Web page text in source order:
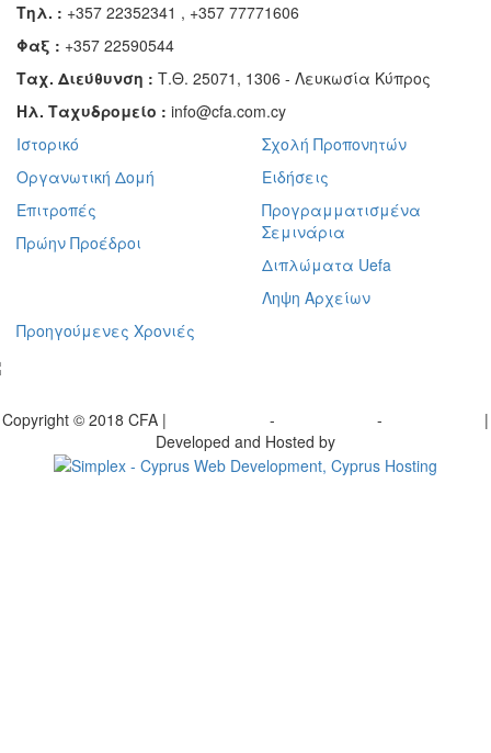
Τηλ. : +357 22352341 , +357 77771606
Φαξ : +357 22590544
Ταχ. Διεύθυνση : Τ.Θ. 25071, 1306 - Λευκωσία Κύπρος
Ηλ. Ταχυδρομείο : info@cfa.com.cy
Ιστορικό
Οργανωτική Δομή
Επιτροπές
Πρώην Προέδροι
Σχολή Προπονητών
Ειδήσεις
Προγραμματισμένα
Σεμινάρια
Διπλώματα Uefa
Ληψη Αρχείων
Προηγούμενες Χρονιές
Copyright © 2018 CFA | - -
|
Developed and Hosted by